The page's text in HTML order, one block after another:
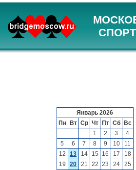
Январь 2026
Пн
Вт Ср Чт Пт Сб
Вс
1
2 3
4
5
6 7 8 9 10
11
12
13 14 15 16 17
18
19
20 21 22 23 24
25